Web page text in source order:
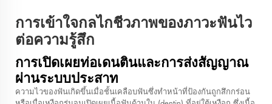
การเข้าใจกลไกชีวภาพของภาวะฟันไว
ต่อความรู้สึก
การเปิดเผยท่อเดนตินและการส่งสัญญาณ
ผ่านระบบประสาท
ความไวของฟันเกิดขึ้นเมื่อชั้นเคลือบฟันซึ่งทำหน้าที่ป้องกันถูกสึกกร่อน